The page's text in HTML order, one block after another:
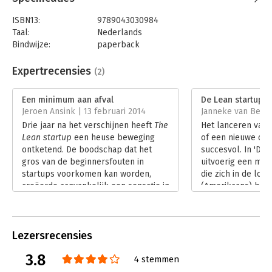
ISBN13:
9789043030984
Taal:
Nederlands
Bindwijze:
paperback
Uitgever:
Pearson Education NL
Verschijningsdatum:
24-6-2015
Hoofdrubriek: Ondernemen Organisatiekunde
Expertrecensies (2)
Een minimum aan afval
Jeroen Ansink | 13 februari 2014
Drie jaar na het verschijnen heeft The
Lean startup een heuse beweging
ontketend. De boodschap dat het
gros van de beginnersfouten in
startups voorkomen kan worden,
creëerde aanvankelijk een sensatie in
ondernemers van allerlei pluimage
regelmatig in meetups bij elkaar om
De Lean startup
Janneke van
Het lanceren van
of een nieuwe
succesvol. In 'De
uitvoerig een
die zich in de
(Amerikaans)
Lezersrecensies
3.8 4 stemmen